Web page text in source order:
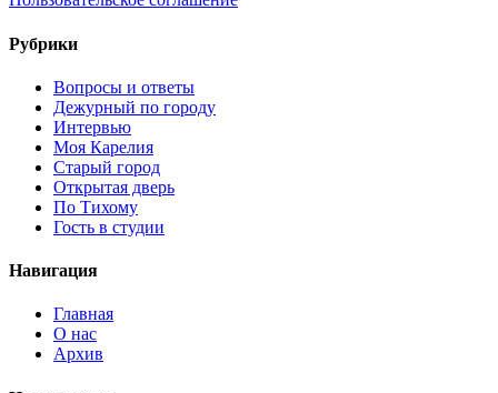
Рубрики
Вопросы и ответы
Дежурный по городу
Интервью
Моя Карелия
Старый город
Открытая дверь
По Тихому
Гость в студии
Навигация
Главная
О нас
Архив